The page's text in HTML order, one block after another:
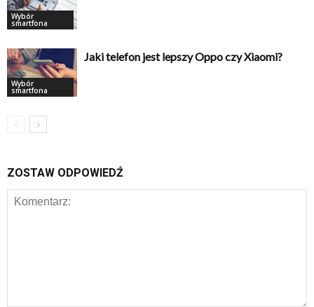
Wybór
smartfona
Wybór
smartfona
Jaki telefon jest lepszy Oppo czy Xiaomi?
ZOSTAW ODPOWIEDŹ